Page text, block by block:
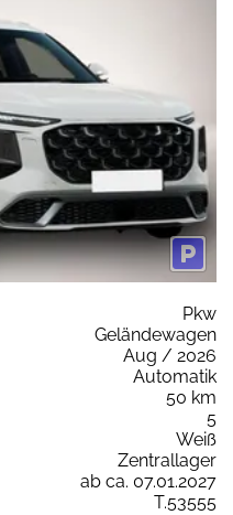
Pkw
Geländewagen
Aug / 2026
Automatik
50 km
5
Weiß
Zentrallager
ab ca. 07.01.2027
T.53555